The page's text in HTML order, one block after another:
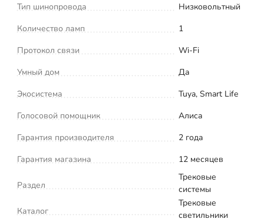
Тип шинопровода
Низковольтный
Количество ламп
1
Протокол связи
Wi-Fi
Умный дом
Да
Экосистема
Tuya, Smart Life
Голосовой помощник
Алиса
Гарантия производителя
2 года
Гарантия магазина
12 месяцев
Раздел
Трековые
системы
Каталог
Трековые
светильники